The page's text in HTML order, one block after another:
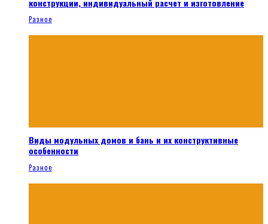
конструкции, индивидуальный расчет и изготовление
Разное
Виды модульных домов и бань и их конструктивные
особенности
Разное